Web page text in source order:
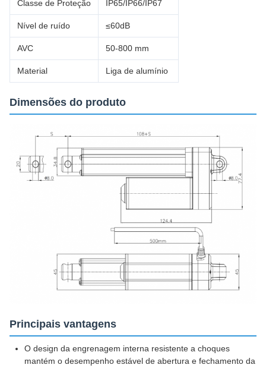
Classe de Proteção IP65/IP66/IP67
Nível de ruído ≤60dB
AVC 50-800 mm
Material Liga de alumínio
Dimensões do produto
Principais vantagens
O design da engrenagem interna resistente a choques
mantém o desempenho estável de abertura e fechamento da